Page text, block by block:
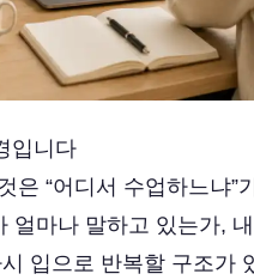
입니다
“어디서 수업하느냐”
얼마나 말하고 있는가,
입으로 반복할 구조가